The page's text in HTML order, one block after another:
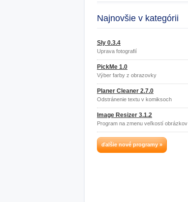
Najnovšie v kategórii
Sly 0.3.4
Úprava fotografií
PickMe 1.0
Výber farby z obrazovky
Planer Cleaner 2.7.0
Odstránenie textu v komiksoch
Image Resizer 3.1.2
Program na zmenu veľkostí obrázkov
ďalšie nové programy »